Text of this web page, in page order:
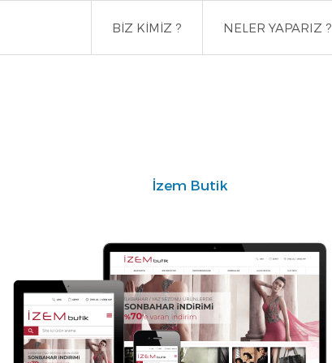
BİZ KİMİZ ? NELER YAPARIZ ?
İzem Butik